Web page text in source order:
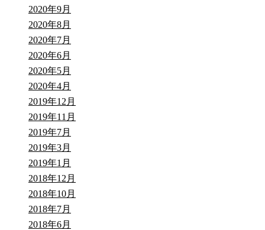
2020年9月
2020年8月
2020年7月
2020年6月
2020年5月
2020年4月
2019年12月
2019年11月
2019年7月
2019年3月
2019年1月
2018年12月
2018年10月
2018年7月
2018年6月